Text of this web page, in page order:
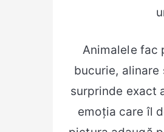
Animalele fac
bucurie, alinare
surprinde exact
emoția care îl